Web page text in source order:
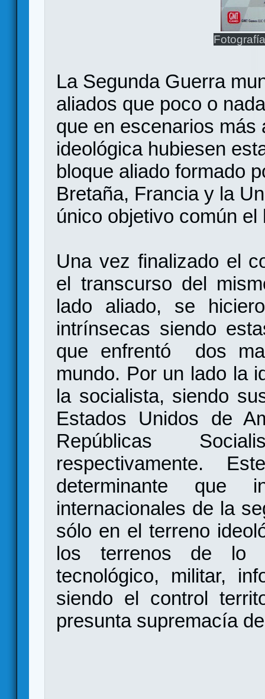
La Segunda Guerra
aliados que poco o
que en escenarios
ideológica hubiesen
bloque aliado formado
Bretaña, Francia y la
único objetivo común
Una vez finalizado el
el transcurso del
lado aliado, se
intrínsecas siendo
que enfrentó dos
mundo. Por un lado la
la socialista, siendo
Estados Unidos de
Repúblicas
respectivamente.
determinante que
internacionales de la
sólo en el terreno
los terrenos de lo
tecnológico, militar,
siendo el control
presunta supremacía